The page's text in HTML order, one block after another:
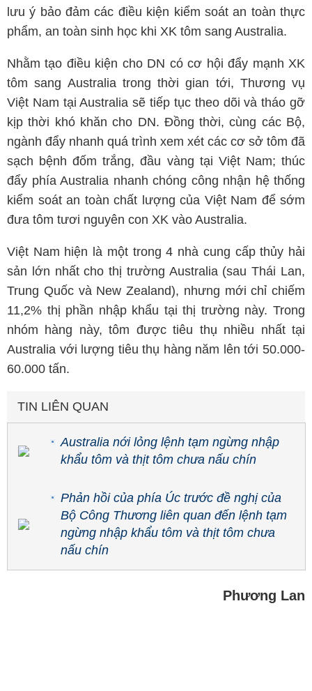
lưu ý bảo đảm các điều kiện kiểm soát an toàn thực
phẩm, an toàn sinh học khi XK tôm sang Australia.
Nhằm tạo điều kiện cho DN có cơ hội đẩy mạnh XK
tôm sang Australia trong thời gian tới, Thương vụ
Việt Nam tại Australia sẽ tiếp tục theo dõi và tháo gỡ
kịp thời khó khăn cho DN. Đồng thời, cùng các Bộ,
ngành đẩy nhanh quá trình xem xét các cơ sở tôm đã
sạch bệnh đốm trắng, đầu vàng tại Việt Nam; thúc
đẩy phía Australia nhanh chóng công nhận hệ thống
kiểm soát an toàn chất lượng của Việt Nam để sớm
đưa tôm tươi nguyên con XK vào Australia.
Việt Nam hiện là một trong 4 nhà cung cấp thủy hải
sản lớn nhất cho thị trường Australia (sau Thái Lan,
Trung Quốc và New Zealand), nhưng mới chỉ chiếm
11,2% thị phần nhập khẩu tại thị trường này. Trong
nhóm hàng này, tôm được tiêu thụ nhiều nhất tại
Australia với lượng tiêu thụ hàng năm lên tới 50.000-
60.000 tấn.
TIN LIÊN QUAN
Australia nới lỏng lệnh tạm ngừng nhập
khẩu tôm và thịt tôm chưa nấu chín
Phản hồi của phía Úc trước đề nghị của
Bộ Công Thương liên quan đến lệnh tạm
ngừng nhập khẩu tôm và thịt tôm chưa
nấu chín
Phương Lan